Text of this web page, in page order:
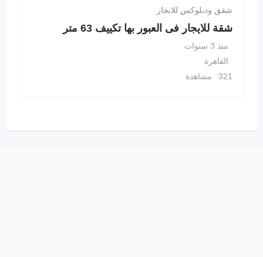
شقق ودبلوكس للايجار
شقة للايجار فى العبور بها تكييف 63 متر
منذ 3 سنوات
القاهرة
321 مشاهدة